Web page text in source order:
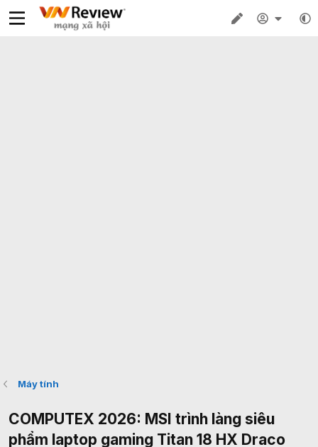
Máy tính
COMPUTEX 2026: MSI trình làng siêu
phẩm laptop gaming Titan 18 HX Draco